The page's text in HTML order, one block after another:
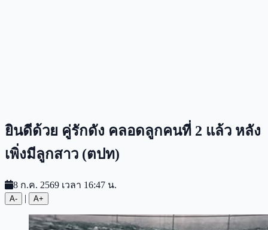
ยินดีด้วย คู่รักดัง คลอดลูกคนที่ 2 แล้ว หลัง
เพิ่งมีลูกสาว (ตปท)
8 ก.ค. 2569 เวลา 16:47 น.
A- | A+